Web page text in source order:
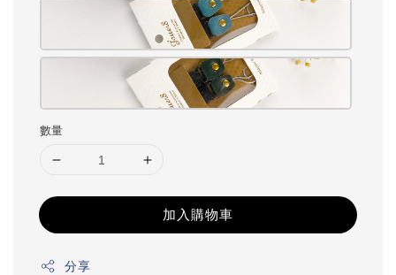
數量
加入購物車
分享